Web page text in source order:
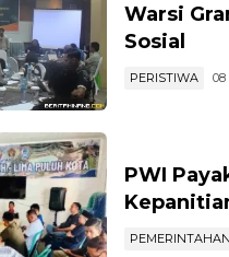
Warsi
Sosial
PERISTIWA 08
PWI
PEMERINTAHAN